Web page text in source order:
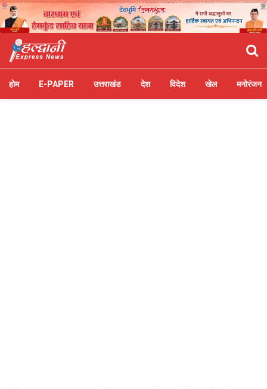
होम E-PAPER उत्तराखंड देश विदेश खेल मनोरंजन